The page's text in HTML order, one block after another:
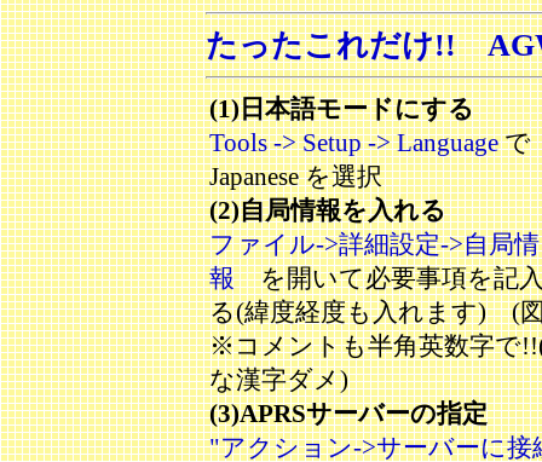
たったこれだけ!!
(1)日本語モードにする
Tools -> Setup -> Languageで
Japanese を選択
(2)自局情報を入れる
ファイル->詳細設定->自局情
報を開いて必要事項を記
る(緯度経度も入れます) (
※コメントも半角英数字で
な漢字ダメ)
(3)APRSサーバーの指定
"アクション->サーバーに接